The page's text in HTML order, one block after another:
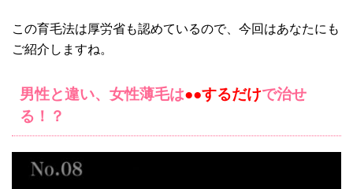
この育毛法は厚労省も認めているので、今回はあなたにも
ご紹介しますね。
男性と違い、女性薄毛は●●するだけで治せ
る！？